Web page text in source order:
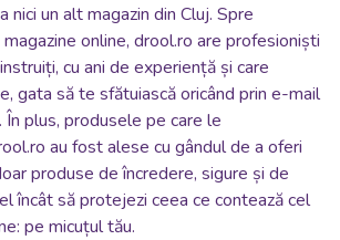
nici un alt magazin din Cluj. Spre
online, drool.ro are profesioniști
cu ani de experiență și care
gata să te sfătuiască oricând prin e-mail
plus, produsele pe care le
au fost alese cu gândul de a oferi
produse de încredere, sigure și de
încât să protejezi ceea ce contează cel
pe micuțul tău.